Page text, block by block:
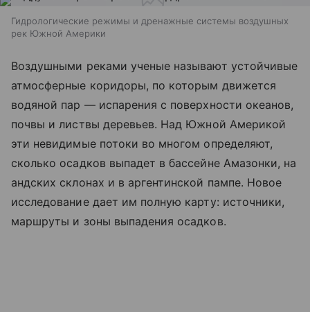
Гидрологические режимы и дренажные системы воздушных
рек Южной Америки
Воздушными реками ученые называют устойчивые
атмосферные коридоры, по которым движется
водяной пар — испарения с поверхности океанов,
почвы и листвы деревьев. Над Южной Америкой
эти невидимые потоки во многом определяют,
сколько осадков выпадет в бассейне Амазонки, на
андских склонах и в аргентинской пампе. Новое
исследование дает им полную карту: источники,
маршруты и зоны выпадения осадков.